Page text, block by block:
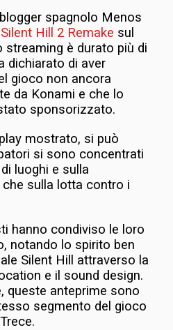
spagnolo Menos
Silent Hill 2 Remake sul
streaming è durato più di
dichiarato di aver
gioco non ancora
da Konami e che lo
sponsorizzato.
mostrato, si può
si sono concentrati
luoghi e sulla
sulla lotta contro i
hanno condiviso le loro
notando lo spirito ben
Silent Hill attraverso la
e il sound design.
queste anteprime sono
segmento del gioco